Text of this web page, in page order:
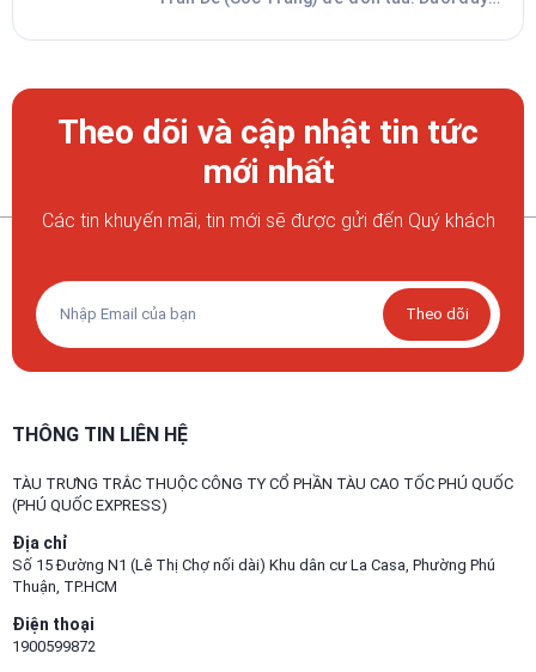
SM, taxi và xe đưa đón tới cảng Trần Đề giúp
Theo dõi và cập nhật tin tức
mới nhất
Các tin khuyến mãi, tin mới sẽ được gửi đến Quý khách
Theo dõi
THÔNG TIN LIÊN HỆ
TÀU TRƯNG TRẮC THUỘC CÔNG TY CỔ PHẦN TÀU CAO TỐC PHÚ QUỐC
(PHÚ QUỐC EXPRESS)
Địa chỉ
Số 15 Đường N1 (Lê Thị Chợ nối dài) Khu dân cư La Casa, Phường Phú
Thuận, TP.HCM
Điện thoại
1900599872